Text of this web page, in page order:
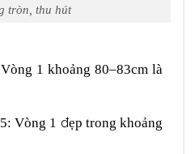
tròn, thu hút
1 khoảng 80–83cm là
Vòng 1 đẹp trong khoảng